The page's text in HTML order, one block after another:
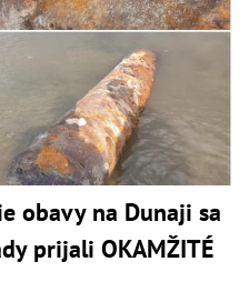
obavy na Dunaji sa
prijali OKAMŽITÉ